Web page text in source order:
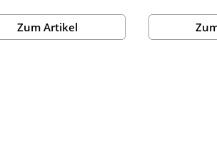
Zum Artikel